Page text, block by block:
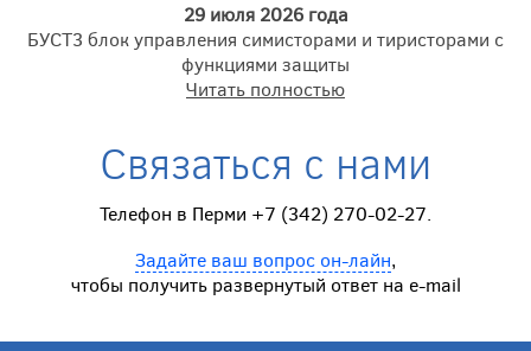
29 июля 2026 года
БУСТ3 блок управления симисторами и тиристорами с
функциями защиты
Читать полностью
Связаться с нами
Телефон в Перми +7 (342) 270-02-27.
Задайте ваш вопрос он-лайн,
чтобы получить развернутый ответ на e-mail